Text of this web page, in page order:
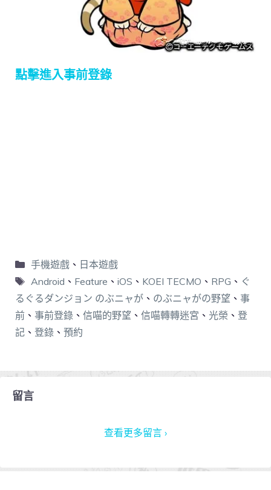
點擊進入事前登錄
手機遊戲、 日本遊戲
Android 、 Feature 、 iOS 、 KOEI TECMO 、 RPG 、 ぐ
るぐるダンジョン のぶニャが 、 のぶニャがの野望 、 事
前 、 事前登錄 、 信喵的野望 、 信喵轉轉迷宮 、 光榮 、 登
記 、 登錄 、 預約
留言
查看更多留言 ›